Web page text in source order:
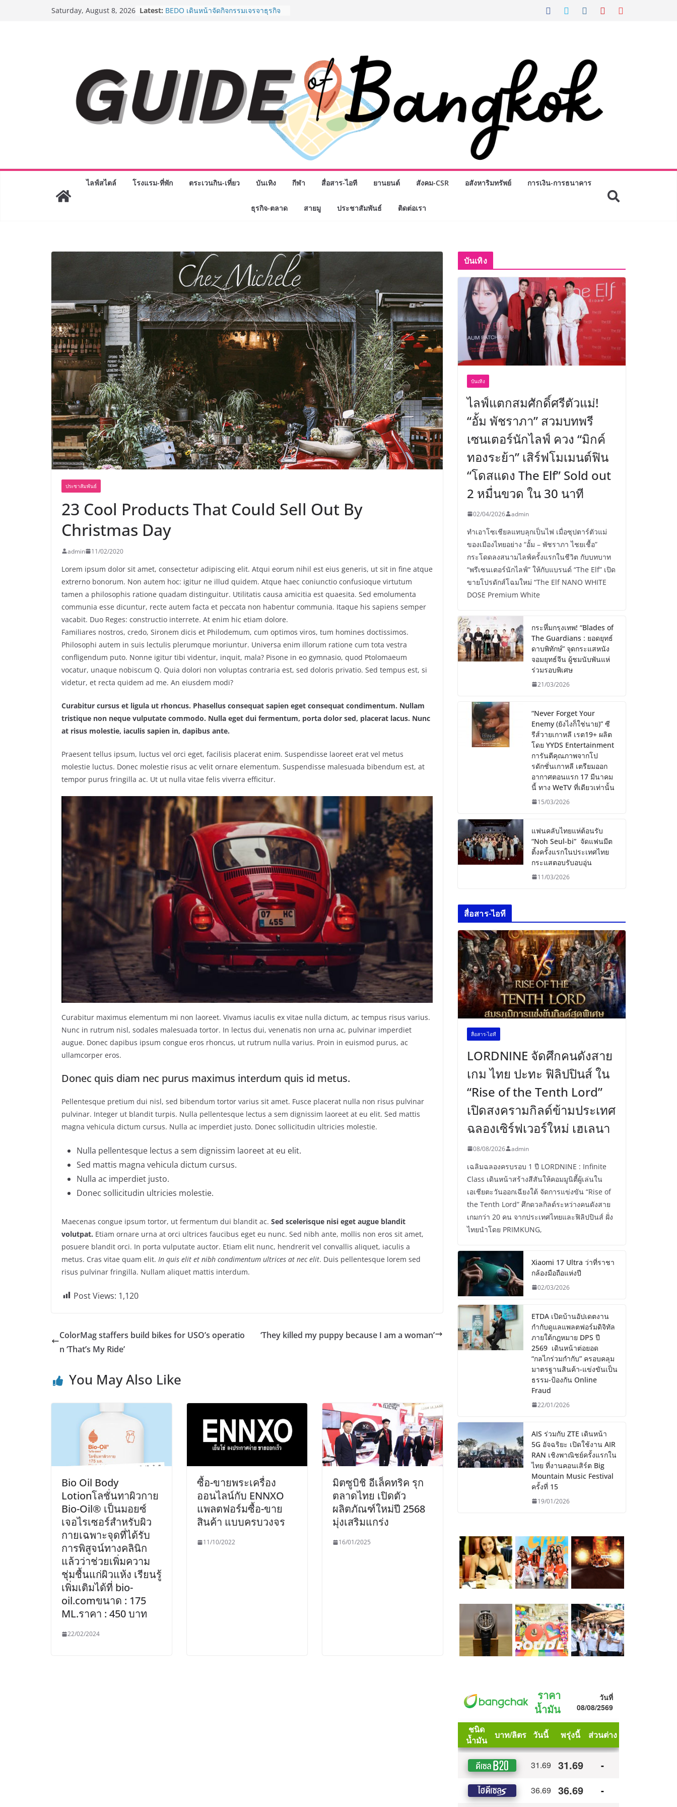
Saturday, August 8, 2026 Latest: AirAsia X SEE FAH พันธมิตรทางธุรกิจ
ระดับผลิตภัณฑ์ท้องถิ่นสู่ตลาดเชิง
พาณิชย์อย่างยั่งยืน
LORDNINE จัดศึกคนดังสายเกม ไทย
ปะทะ ฟิลิปปินส์ ใน “Rise of the Tenth
Lord” เปิดสงครามกิลด์ข้ามประเทศ
ฉลองเซิร์ฟเวอร์ใหม่ เฮเลนา
Guangzhou Yinghao School เผยวิสัย
ทัศน์การศึกษาที่พร้อมรับอนาคต “เราไม่
เขาให้พร้อมเป็นผู้กำหนดอนาคต”
8.8 “ซูเลียน” รวมพลังนักธุรกิจทั่ว
พร้อมฟรีคอนเสิร์ต “โชค รถแห่” ยกวง
ไลฟ์สไตล์ โรงแรม-ที่พัก ตระเวนกิน-เที่ยว บันเทิง กีฬา สื่อสาร-ไอที ยานยนต์ สังคม-CSR อสังหาริมทรัพย์ การเงิน-การธนาคาร
ธุรกิจ-ตลาด สายมู ประชาสัมพันธ์ ติดต่อเรา
ประชาสัมพันธ์
23 Cool Products That Could Sell Out By
Christmas Day
admin 11/02/2020
Lorem ipsum dolor sit amet, consectetur adipiscing elit. Atqui eorum nihil est eius generis, ut sit in fine atque
extrerno bonorum. Non autem hoc: igitur ne illud quidem. Atque haec coniunctio confusioque virtutum
tamen a philosophis ratione quadam distinguitur. Utilitatis causa amicitia est quaesita. Sed emolumenta
communia esse dicuntur, recte autem facta et peccata non habentur communia. Itaque his sapiens semper
vacabit. Duo Reges: constructio interrete. At enim hic etiam dolore.
Familiares nostros, credo, Sironem dicis et Philodemum, cum optimos viros, tum homines doctissimos.
Philosophi autem in suis lectulis plerumque moriuntur. Universa enim illorum ratione cum tota vestra
confligendum puto. Nonne igitur tibi videntur, inquit, mala? Pisone in eo gymnasio, quod Ptolomaeum
vocatur, unaque nobiscum Q. Quia dolori non voluptas contraria est, sed doloris privatio. Sed tempus est, si
videtur, et recta quidem ad me. An eiusdem modi?
Curabitur cursus et ligula ut rhoncus. Phasellus consequat sapien eget consequat condimentum. Nullam
tristique non neque vulputate commodo. Nulla eget dui fermentum, porta dolor sed, placerat lacus. Nunc
at risus molestie, iaculis sapien in, dapibus ante.
Praesent tellus ipsum, luctus vel orci eget, facilisis placerat enim. Suspendisse laoreet erat vel metus
molestie luctus. Donec molestie risus ac velit ornare elementum. Suspendisse malesuada bibendum est, at
tempor purus fringilla ac. Ut ut nulla vitae felis viverra efficitur.
Curabitur maximus elementum mi non laoreet. Vivamus iaculis ex vitae nulla dictum, ac tempus risus varius.
Nunc in rutrum nisl, sodales malesuada tortor. In lectus dui, venenatis non urna ac, pulvinar imperdiet
augue. Donec dapibus ipsum congue eros rhoncus, ut rutrum nulla varius. Proin in euismod purus, ac
ullamcorper eros.
Donec quis diam nec purus maximus interdum quis id metus.
Pellentesque pretium dui nisl, sed bibendum tortor varius sit amet. Fusce placerat nulla non risus pulvinar
pulvinar. Integer ut blandit turpis. Nulla pellentesque lectus a sem dignissim laoreet at eu elit. Sed mattis
magna vehicula dictum cursus. Nulla ac imperdiet justo. Donec sollicitudin ultricies molestie.
Nulla pellentesque lectus a sem dignissim laoreet at eu elit.
Sed mattis magna vehicula dictum cursus.
Nulla ac imperdiet justo.
Donec sollicitudin ultricies molestie.
Maecenas congue ipsum tortor, ut fermentum dui blandit ac. Sed scelerisque nisi eget augue blandit
volutpat. Etiam ornare urna at orci ultrices faucibus eget eu nunc. Sed nibh ante, mollis non eros sit amet,
posuere blandit orci. In porta vulputate auctor. Etiam elit nunc, hendrerit vel convallis aliquet, iaculis a
metus. Cras vitae quam elit. In quis elit et nibh condimentum ultrices at nec elit. Duis pellentesque lorem sed
risus pulvinar fringilla. Nullam aliquet mattis interdum.
Post Views: 1,120
ColorMag staffers build bikes for USO’s operatio
n ‘That’s My Ride’
‘They killed my puppy because I am a woman’
You May Also Like
Bio Oil Body
Lotionโลชั่นทาผิวกาย
Bio-Oil® เป็นมอยซ์
เจอไรเซอร์สำหรับผิว
กายเฉพาะจุดที่ได้รับ
การพิสูจน์ทางคลินิก
แล้วว่าช่วยเพิ่มความ
ชุ่มชื้นแก่ผิวแห้ง เรียนรู้
เพิ่มเติมได้ที่ bio-
oil.comขนาด : 175
ML.ราคา : 450 บาท
22/02/2024
ซื้อ-ขายพระเครื่อง
ออนไลน์กับ ENNXO
แพลตฟอร์มซื้อ-ขาย
สินค้า แบบครบวงจร
11/10/2022
มิตซูบิชิ อีเล็คทริค รุก
ตลาดไทย เปิดตัว
ผลิตภัณฑ์ใหม่ปี 2568
มุ่งเสริมแกร่ง
16/01/2025
บันเทิง
บันเทิง
ไลฟ์แตกสมศักดิ์ศรีตัวแม่!
“อั้ม พัชราภา” สวมบทพรี
เซนเตอร์นักไลฟ์ ควง “มิกค์
ทองระย้า” เสิร์ฟโมเมนต์ฟิน
“โดสแดง The Elf” Sold out
2 หมื่นขวด ใน 30 นาที
02/04/2026 admin
ทำเอาโซเชียลแทบลุกเป็นไฟ เมื่อซุปตาร์ตัวแม่
ของเมืองไทยอย่าง “อั้ม – พัชราภา ไชยเชื้อ”
กระโดดลงสนามไลฟ์ครั้งแรกในชีวิต กับบทบาท
“พรีเซนเตอร์นักไลฟ์” ให้กับแบรนด์ “The Elf” เปิด
ขายโปรดักส์โฉมใหม่ “The Elf NANO WHITE
DOSE Premium White
กระหึ่มกรุงเทพ! “Blades of
The Guardians : ยอดยุทธ์
ดาบพิทักษ์” จุดกระแสหนัง
จอมยุทธ์จีน ผู้ชมนับพันแห่
ร่วมรอบพิเศษ
21/03/2026
“Never Forget Your
Enemy (ยังไงก็ใช่นาย)” ซี
รีส์วายเกาหลี เรต19+ ผลิต
โดย YYDS Entertainment
การันตีคุณภาพจากโป
รดักชั่นเกาหลี เตรียมออก
อากาศตอนแรก 17 มีนาคม
นี้ ทาง WeTV ที่เดียวเท่านั้น
15/03/2026
แฟนคลับไทยแห่ต้อนรับ
“Noh Seul-bi” จัดแฟนมีต
ติ้งครั้งแรกในประเทศไทย
กระแสตอบรับอบอุ่น
11/03/2026
สื่อสาร-ไอที
สื่อสาร-ไอที
LORDNINE จัดศึกคนดังสาย
เกม ไทย ปะทะ ฟิลิปปินส์ ใน
“Rise of the Tenth Lord”
เปิดสงครามกิลด์ข้ามประเทศ
ฉลองเซิร์ฟเวอร์ใหม่ เฮเลนา
08/08/2026 admin
เฉลิมฉลองครบรอบ 1 ปี LORDNINE : Infinite
Class เดินหน้าสร้างสีสันให้คอมมูนิตี้ผู้เล่นใน
เอเชียตะวันออกเฉียงใต้ จัดการแข่งขัน “Rise of
the Tenth Lord” ศึกดวลกิลด์ระหว่างคนดังสาย
เกมกว่า 20 คน จากประเทศไทยและฟิลิปปินส์ ฝั่ง
ไทยนำโดย PRIMKUNG,
Xiaomi 17 Ultra ว่าที่ราชา
กล้องมือถือแห่งปี
02/03/2026
ETDA เปิดบ้านอัปเดตงาน
กำกับดูแลแพลตฟอร์มดิจิทัล
ภายใต้กฎหมาย DPS ปี
2569 เดินหน้าต่อยอด
“กลไกร่วมกำกับ” ครอบคลุม
มาตรฐานสินค้า-แข่งขันเป็น
ธรรม-ป้องกัน Online
Fraud
22/01/2026
AIS ร่วมกับ ZTE เดินหน้า
5G อัจฉริยะ เปิดใช้งาน AIR
RAN เชิงพาณิชย์ครั้งแรกใน
ไทย ที่งานคอนเสิร์ต Big
Mountain Music Festival
ครั้งที่ 15
19/01/2026